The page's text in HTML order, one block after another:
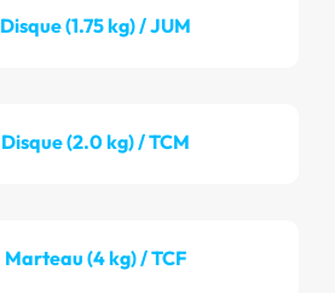
Disque (1.75 kg) / JUM
Disque (2.0 kg) / TCM
Marteau (4 kg) / TCF